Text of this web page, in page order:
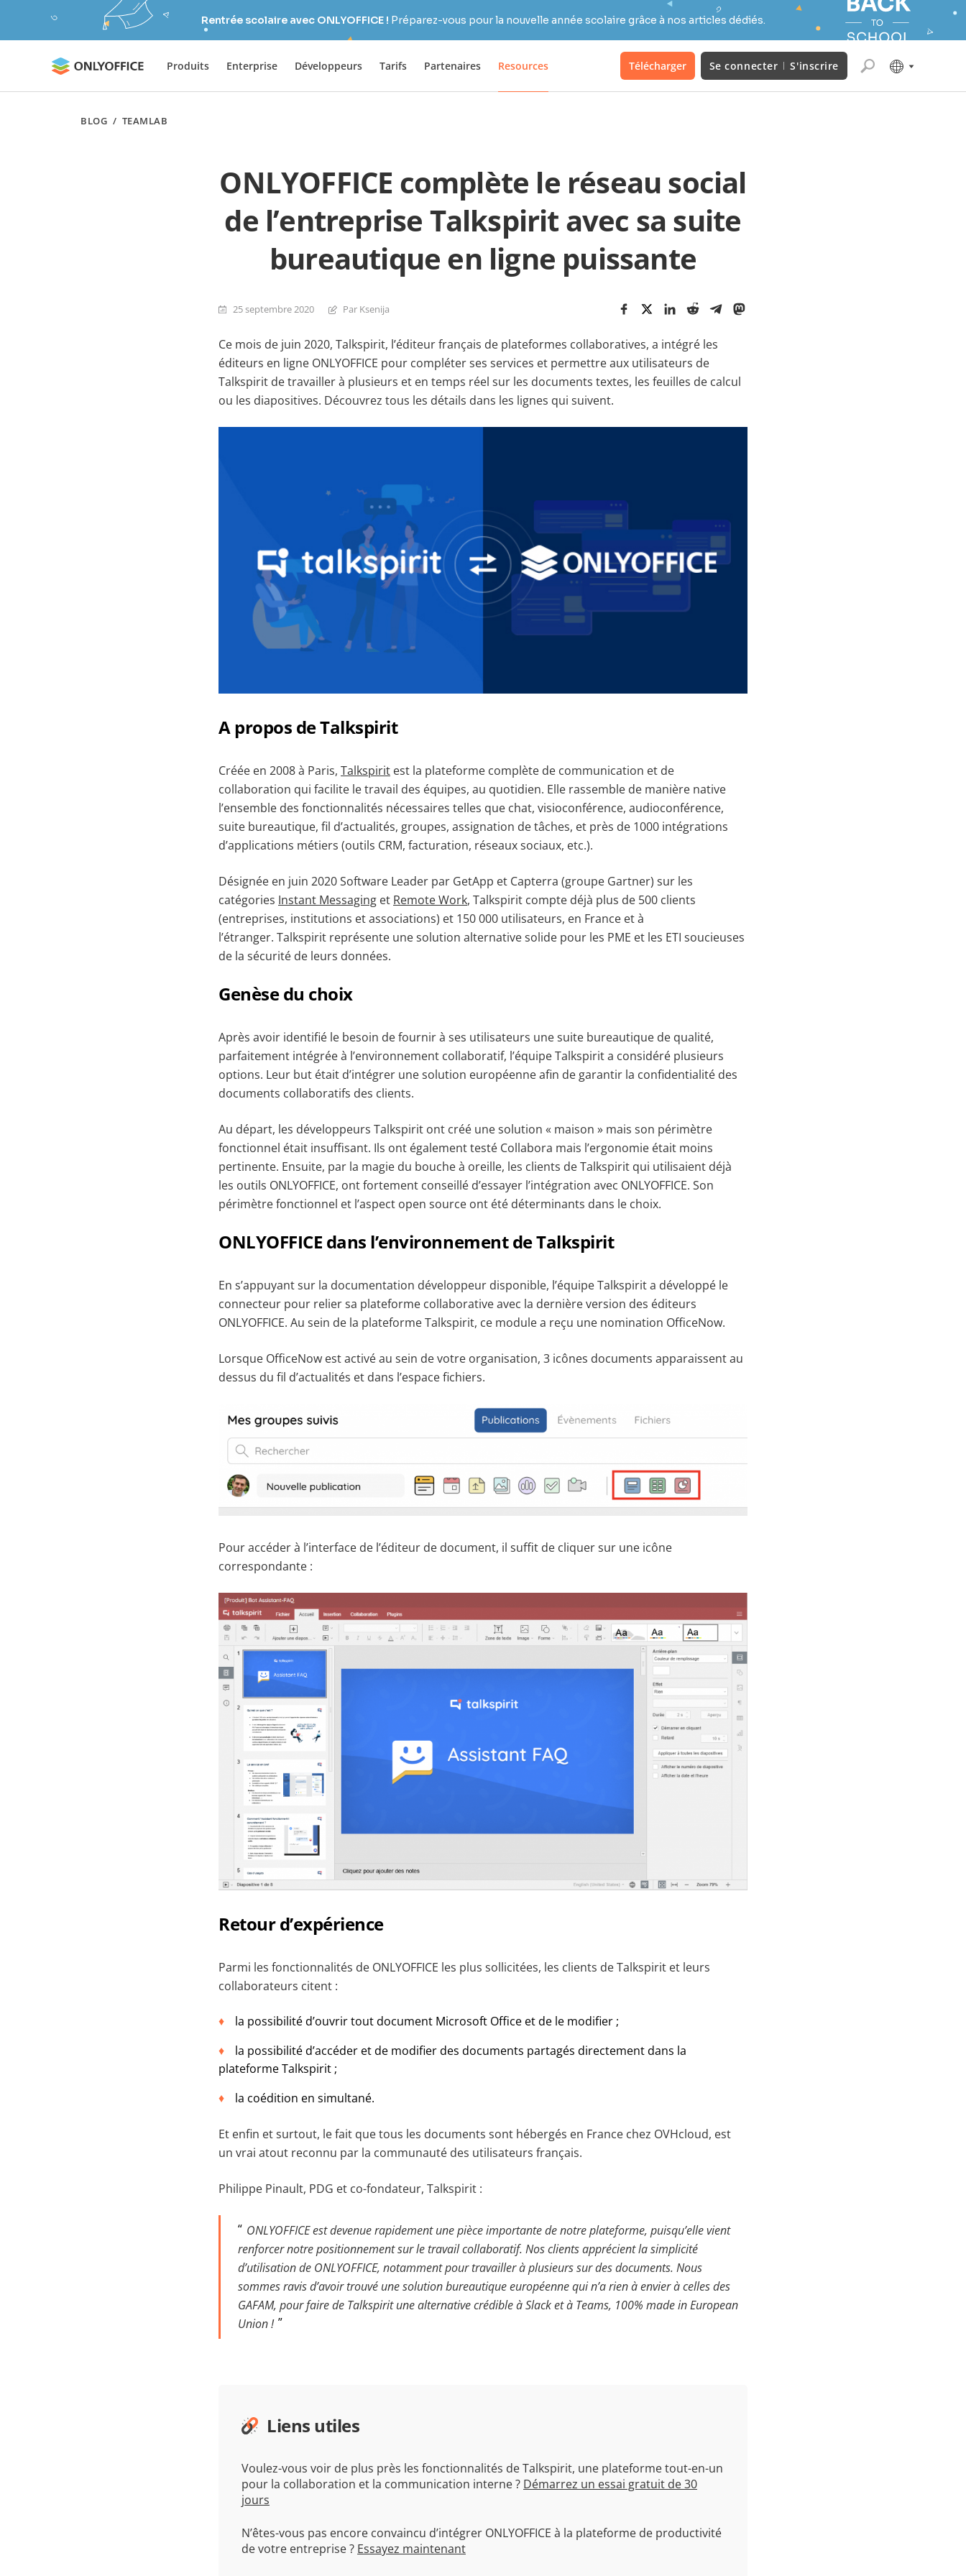
Rentrée scolaire avec ONLYOFFICE ! Préparez-vous pour la nouvelle année scolaire grâce à nos articles dédiés.
Produits Enterprise Développeurs Tarifs Partenaires Resources Télécharger Se connecter S'inscrire
BLOG / TEAMLAB
ONLYOFFICE complète le réseau social
de l’entreprise Talkspirit avec sa suite
bureautique en ligne puissante
25 septembre 2020 Par Ksenija
Ce mois de juin 2020, Talkspirit, l’éditeur français de plateformes collaboratives, a intégré les
éditeurs en ligne ONLYOFFICE pour compléter ses services et permettre aux utilisateurs de
Talkspirit de travailler à plusieurs et en temps réel sur les documents textes, les feuilles de calcul
ou les diapositives. Découvrez tous les détails dans les lignes qui suivent.
A propos de Talkspirit
Créée en 2008 à Paris, Talkspirit est la plateforme complète de communication et de
collaboration qui facilite le travail des équipes, au quotidien. Elle rassemble de manière native
l’ensemble des fonctionnalités nécessaires telles que chat, visioconférence, audioconférence,
suite bureautique, fil d’actualités, groupes, assignation de tâches, et près de 1000 intégrations
d’applications métiers (outils CRM, facturation, réseaux sociaux, etc.).
Désignée en juin 2020 Software Leader par GetApp et Capterra (groupe Gartner) sur les
catégories Instant Messaging et Remote Work, Talkspirit compte déjà plus de 500 clients
(entreprises, institutions et associations) et 150 000 utilisateurs, en France et à
l’étranger. Talkspirit représente une solution alternative solide pour les PME et les ETI soucieuses
de la sécurité de leurs données.
Genèse du choix
Après avoir identifié le besoin de fournir à ses utilisateurs une suite bureautique de qualité,
parfaitement intégrée à l’environnement collaboratif, l’équipe Talkspirit a considéré plusieurs
options. Leur but était d’intégrer une solution européenne afin de garantir la confidentialité des
documents collaboratifs des clients.
Au départ, les développeurs Talkspirit ont créé une solution «‎ ‎maison » mais son périmètre
fonctionnel était insuffisant. Ils ont également testé Collabora mais l’ergonomie était moins
pertinente. Ensuite, par la magie du bouche à oreille, les clients de Talkspirit qui utilisaient déjà
les outils ONLYOFFICE, ont fortement conseillé d’essayer l’intégration avec ONLYOFFICE. Son
périmètre fonctionnel et l’aspect open source ont été déterminants dans le choix.
ONLYOFFICE dans l’environnement de Talkspirit
En s’appuyant sur la documentation développeur disponible, l’équipe Talkspirit a développé le
connecteur pour relier sa plateforme collaborative avec la dernière version des éditeurs
ONLYOFFICE. Au sein de la plateforme Talkspirit, ce module a reçu une nomination OfficeNow.
Lorsque OfficeNow est activé au sein de votre organisation, 3 icônes documents apparaissent au
dessus du fil d’actualités et dans l’espace fichiers.
Pour accéder à l’interface de l’éditeur de document, il suffit de cliquer sur une icône
correspondante :
Retour d’expérience
Parmi les fonctionnalités de ONLYOFFICE les plus sollicitées, les clients de Talkspirit et leurs
collaborateurs citent :
la possibilité d’ouvrir tout document Microsoft Office et de le modifier ;
la possibilité d’accéder et de modifier des documents partagés directement dans la
plateforme Talkspirit ;
la coédition en simultané.
Et enfin et surtout, le fait que tous les documents sont hébergés en France chez OVHcloud, est
un vrai atout reconnu par la communauté des utilisateurs français.
Philippe Pinault, PDG et co-fondateur, Talkspirit :
ONLYOFFICE est devenue rapidement une pièce importante de notre plateforme, puisqu’elle vient
renforcer notre positionnement sur le travail collaboratif. Nos clients apprécient la simplicité
d’utilisation de ONLYOFFICE, notamment pour travailler à plusieurs sur des documents. Nous
sommes ravis d’avoir trouvé une solution bureautique européenne qui n’a rien à envier à celles des
GAFAM, pour faire de Talkspirit une alternative crédible à Slack et à Teams, 100% made in European
Union !
Liens utiles
Voulez-vous voir de plus près les fonctionnalités de Talkspirit, une plateforme tout-en-un
pour la collaboration et la communication interne ? Démarrez un essai gratuit de 30
jours
N’êtes-vous pas encore convaincu d’intégrer ONLYOFFICE à la plateforme de productivité
de votre entreprise ? Essayez maintenant